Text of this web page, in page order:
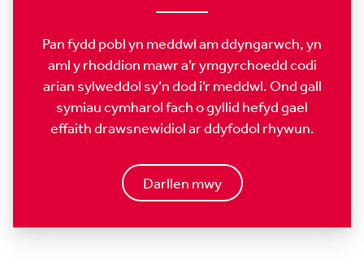
Pan fydd pobl yn meddwl am ddyngarwch, yn
aml y rhoddion mawr a’r ymgyrchoedd codi
arian sylweddol sy’n dod i’r meddwl. Ond gall
symiau cymharol fach o gyllid hefyd gael
effaith drawsnewidiol ar ddyfodol rhywun.
Darllen mwy